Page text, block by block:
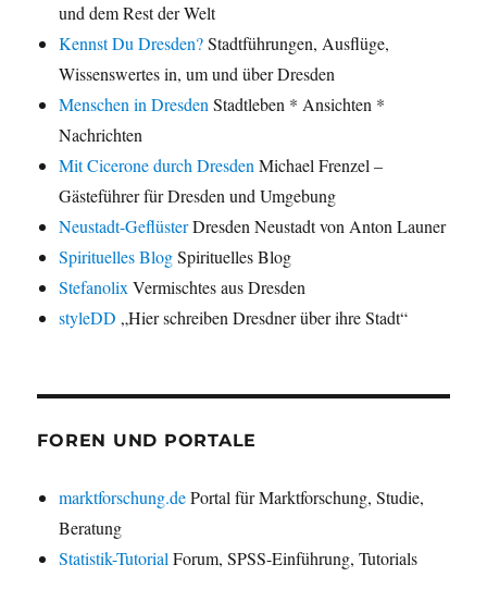
und dem Rest der Welt
Kennst Du Dresden?Stadtführungen, Ausflüge,
Wissenswertes in, um und über Dresden
Menschen in Dresden Stadtleben * Ansichten *
Nachrichten
Mit Cicerone durch Dresden Michael Frenzel –
Gästeführer für Dresden und Umgebung
Neustadt-GeflüsterDresden Neustadt von Anton Launer
Spirituelles BlogSpirituelles Blog
Stefanolix Vermischtes aus Dresden
styleDD „Hier schreiben Dresdner über ihre Stadt“
FOREN UND PORTALE
marktforschung.dePortal für Marktforschung, Studie,
Beratung
Statistik-Tutorial Forum, SPSS-Einführung, Tutorials